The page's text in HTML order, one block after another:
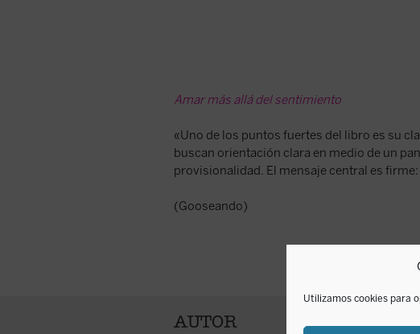
Utilizamos cookies para
Amar más allá del sentimiento
«Uno de los puntos fuertes del libro es su
buscan orientación clara en medio de un
provisionalidad. El mensaje central es
(Gooseando)
AUTOR